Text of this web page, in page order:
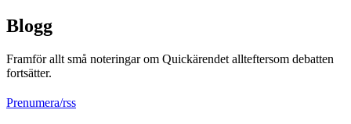
Blogg
Framför allt små noteringar om Quickärendet allteftersom debatten
fortsätter.
Prenumera/rss